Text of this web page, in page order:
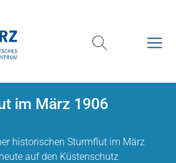
im März 1906
historischen Sturmflut im März
auf den Küstenschutz